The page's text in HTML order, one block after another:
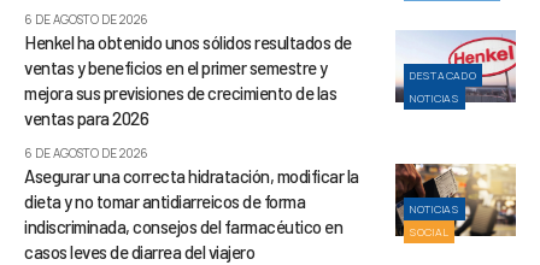
6 DE AGOSTO DE 2026
DESTACADO
NOTICIAS
Henkel ha obtenido unos sólidos resultados de
ventas y beneficios en el primer semestre y
mejora sus previsiones de crecimiento de las
ventas para 2026
6 DE AGOSTO DE 2026
NOTICIAS
SOCIAL
Asegurar una correcta hidratación, modificar la
dieta y no tomar antidiarreicos de forma
indiscriminada, consejos del farmacéutico en
casos leves de diarrea del viajero